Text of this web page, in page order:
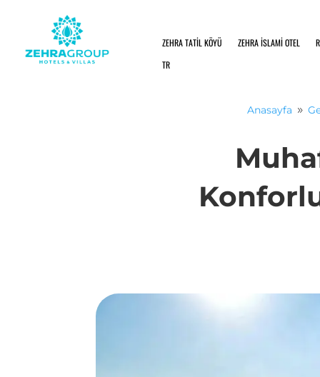
ZEHRA TATİL KÖYÜ ZEHRA İSLAMİ OTEL
TR
Anasayfa 9